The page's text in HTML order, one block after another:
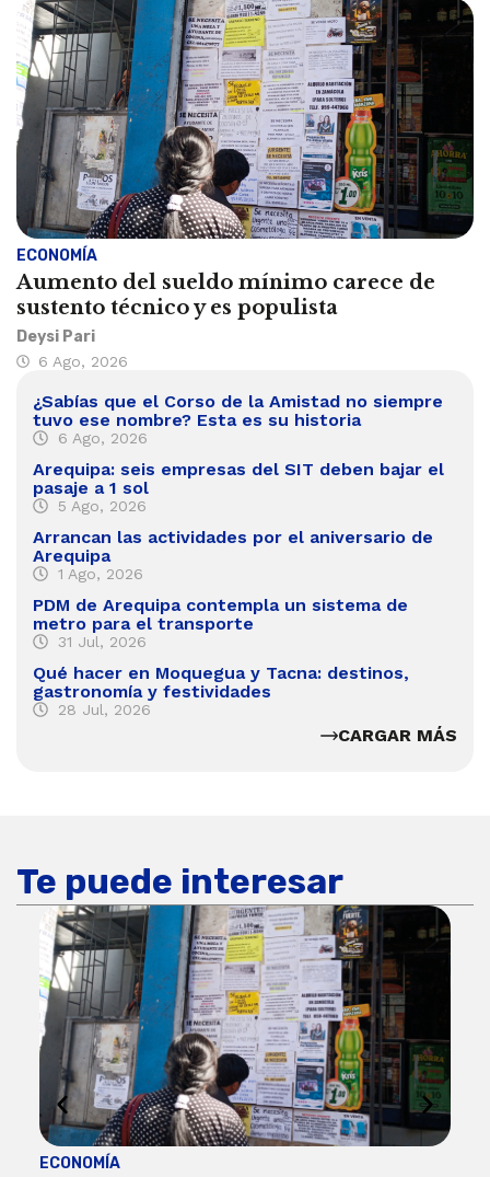
ECONOMÍA
Aumento del sueldo mínimo carece de
sustento técnico y es populista
Deysi Pari
6 Ago, 2026
¿Sabías que el Corso de la Amistad no siempre
tuvo ese nombre? Esta es su historia
6 Ago, 2026
Arequipa: seis empresas del SIT deben bajar el
pasaje a 1 sol
5 Ago, 2026
Arrancan las actividades por el aniversario de
Arequipa
1 Ago, 2026
PDM de Arequipa contempla un sistema de
metro para el transporte
31 Jul, 2026
Qué hacer en Moquegua y Tacna: destinos,
gastronomía y festividades
28 Jul, 2026
CARGAR MÁS
Te puede interesar
ECONOMÍA